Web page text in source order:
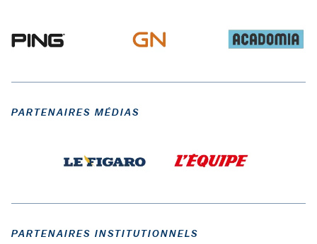
PARTENAIRES MÉDIAS
PARTENAIRES INSTITUTIONNELS